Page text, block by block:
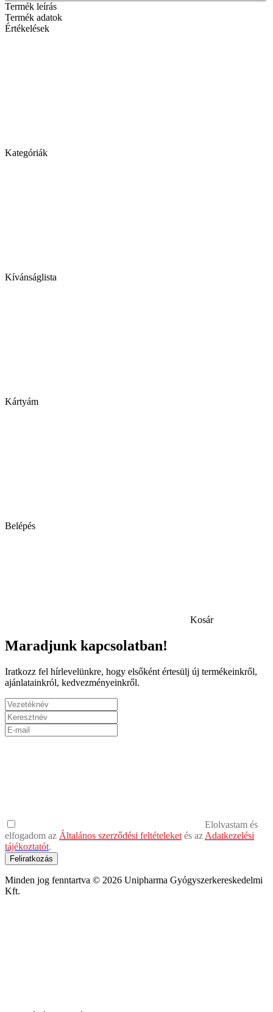
Termék leírás
Termék adatok
Értékelések
Kategóriák
Kívánságlista
Kártyám
Belépés
Kosár
Maradjunk kapcsolatban!
Iratkozz fel hírlevelünkre, hogy elsőként értesülj új termékeinkről,
ajánlatainkról, kedvezményeinkről.
Elolvastam és
elfogadom az Általános szerződési feltételeket és az Adatkezelési
tájékoztatót.
Feliratkozás
Minden jog fenntartva © 2026 Unipharma Gyógyszerkereskedelmi
Kft.